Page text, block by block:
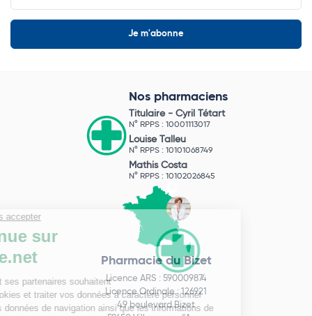
Nos pharmaciens
Titulaire - Cyril Tétart
N° RPPS : 10001113017
Louise Talleu
N° RPPS : 10101068749
Mathis Costa
N° RPPS : 10102026845
Pharmacie du Bizet
Licence ARS : 590009874
Licence Ordinale : 126921
49 boulevard Bizet